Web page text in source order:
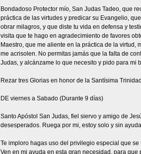
Bondadoso Protector mío, San Judas Tadeo, que
práctica de las virtudes y predicar su Evangelio,
obrar milagros, y que diste tu vida en defensa y
visita que te hago en agradecimiento de favores
Maestro, que me aliente en la práctica de la
me acrisolen. No permitas jamás que la falta de
Judas, y alcánzame lo que necesito y pido para mi
Rezar tres Glorias en honor de la Santísima
DE viernes a Sabado (Durante 9 días)
Santo Apóstol San Judas, fiel siervo y amigo de
desesperados. Ruega por mi, estoy solo y sin
Te imploro hagas uso del privilegio especial que
Ven en mi ayuda en esta gran necesidad, para